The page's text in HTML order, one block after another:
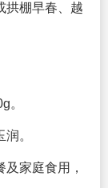
拱棚早春、越
。
。
家庭食用，